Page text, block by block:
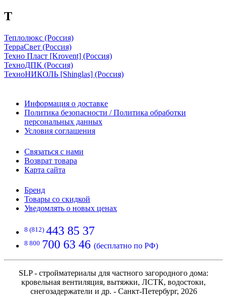
Т
Теплолюкс (Россия)
ТерраСвет (Россия)
Техно Пласт [Krovent] (Россия)
ТехноДПК (Россия)
ТехноНИКОЛЬ [Shinglas] (Россия)
Информация о доставке
Политика безопасности / Политика обработки
персональных данных
Условия соглашения
Связаться с нами
Возврат товара
Карта сайта
Бренд
Товары со скидкой
Уведомлять о новых ценах
8 (812) 443 85 37
8 800 700 63 46 (бесплатно по РФ)
SLP - стройматериалы для частного загородного дома:
кровельная вентиляция, вытяжки, ЛСТК, водостоки,
снегозадержатели и др. - Санкт-Петербург, 2026